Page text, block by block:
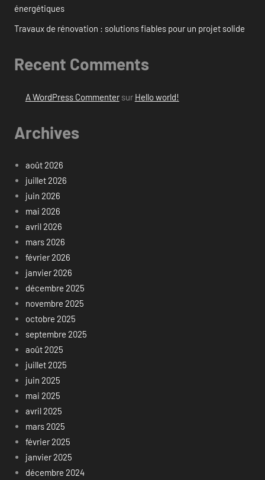
énergétiques
Travaux de rénovation : solutions fiables pour un projet solide
Recent Comments
A WordPress Commentersur Hello world!
Archives
août 2026
juillet 2026
juin 2026
mai 2026
avril 2026
mars 2026
février 2026
janvier 2026
décembre 2025
novembre 2025
octobre 2025
septembre 2025
août 2025
juillet 2025
juin 2025
mai 2025
avril 2025
mars 2025
février 2025
janvier 2025
décembre 2024